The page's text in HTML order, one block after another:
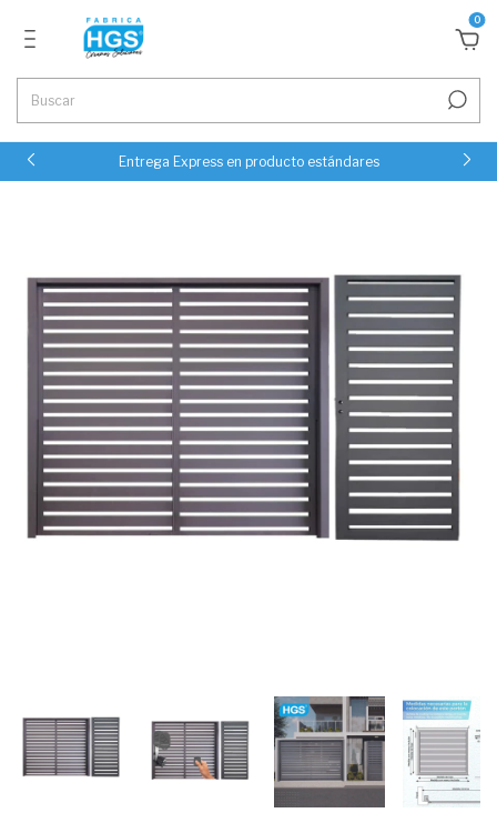
0
Entrega Express en producto estándares